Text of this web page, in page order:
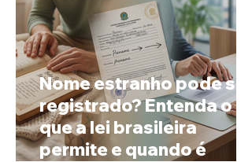
Nome estranho pode ser
registrado? Entenda o
que a lei brasileira
permite e quando é